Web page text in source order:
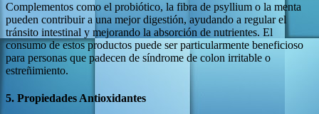
Complementos como el probiótico, la fibra de psyllium o la menta
pueden contribuir a una mejor digestión, ayudando a regular el
tránsito intestinal y mejorando la absorción de nutrientes. El
consumo de estos productos puede ser particularmente beneficioso
para personas que padecen de síndrome de colon irritable o
estreñimiento.
5. Propiedades Antioxidantes